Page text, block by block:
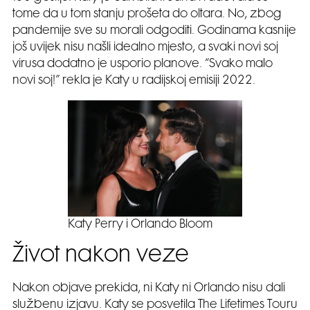
tome da u tom stanju prošeta do oltara. No, zbog
pandemije sve su morali odgoditi. Godinama kasnije
još uvijek nisu našli idealno mjesto, a svaki novi soj
virusa dodatno je usporio planove. “Svako malo
novi soj!” rekla je Katy u radijskoj emisiji 2022.
Katy Perry i Orlando Bloom
Život nakon veze
Nakon objave prekida, ni Katy ni Orlando nisu dali
službenu izjavu. Katy se posvetila The Lifetimes Touru